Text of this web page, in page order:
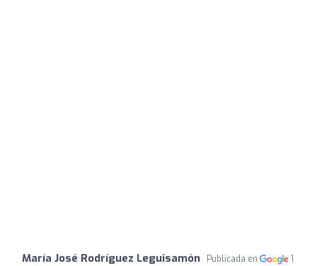
María José Rodríguez Leguisamón Publicada en
1